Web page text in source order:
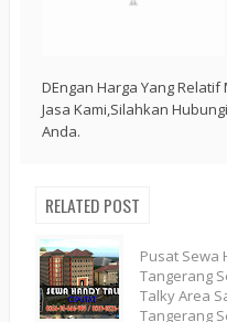
DEngan Harga Yang
Jasa Kami,Silahkan
Anda.
RELATED POST
Pusat Sewa
Tangerang
Talky Area
Tangerang